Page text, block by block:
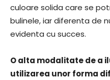
culoare solida care se
bulinele, iar diferenta de
evidenta cu succes.
O alta modalitate de a
utilizarea unor forma